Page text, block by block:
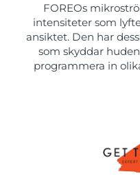
FOREOs
intensiteter som
ansiktet. Den har
som skyddar
programmera in